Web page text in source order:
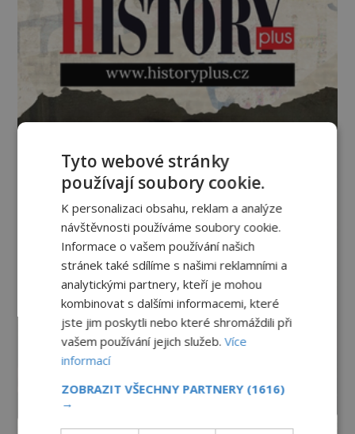
Tyto webové stránky
používají soubory cookie.
K personalizaci obsahu, reklam a analýze
návštěvnosti používáme soubory cookie.
Informace o vašem používání našich
stránek také sdílíme s našimi reklamními a
analytickými partnery, kteří je mohou
kombinovat s dalšími informacemi, které
jste jim poskytli nebo které shromáždili při
vašem používání jejich služeb.Více
informací
ZOBRAZIT VŠECHNY PARTNERY (1616)
→